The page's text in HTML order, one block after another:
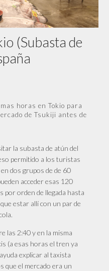
(Subasta de
horas en Tokio para
de Tsukiji antes de
la subasta de atún del
permitido a los turistas
dos grupos de de 60
acceder esas 120
por orden de llegada hasta
estar allí con un par de
las 2:40 y en la misma
(a esas horas el tren ya
explicar al taxista
que el mercado era un